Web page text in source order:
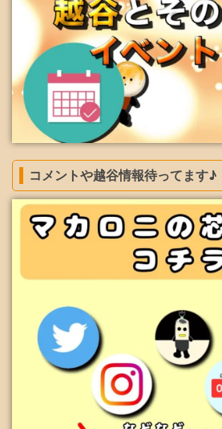
コメントや越谷情報待ってます♪